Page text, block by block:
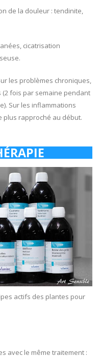
de la douleur : tendinite,
cicatrisation
les problèmes chroniques,
fois par semaine pendant
Sur les inflammations
plus rapproché au début.
actifs des plantes pour
avec le même traitement :